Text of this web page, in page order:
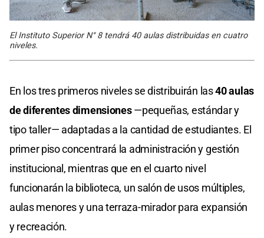
El Instituto Superior N° 8 tendrá 40 aulas distribuidas en cuatro
niveles.
En los tres primeros niveles se distribuirán las40 aulas
de diferentes dimensiones—pequeñas, estándar y
tipo taller— adaptadas a la cantidad de estudiantes. El
primer piso concentrará la administración y gestión
institucional, mientras que en el cuarto nivel
funcionarán la biblioteca, un salón de usos múltiples,
aulas menores y una terraza-mirador para expansión
y recreación.